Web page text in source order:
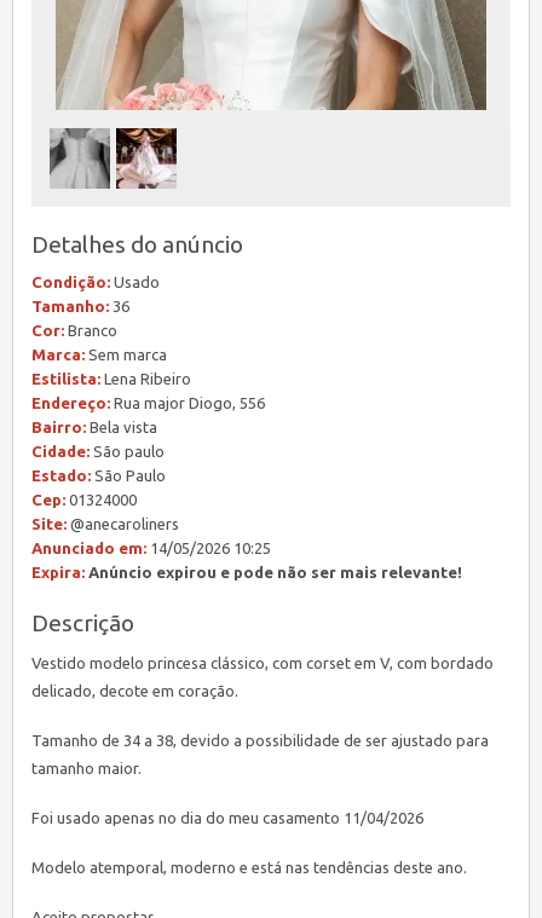
Detalhes do anúncio
Condição: Usado
Tamanho: 36
Cor: Branco
Marca: Sem marca
Estilista: Lena Ribeiro
Endereço: Rua major Diogo, 556
Bairro: Bela vista
Cidade: São paulo
Estado: São Paulo
Cep: 01324000
Site: @anecaroliners
Anunciado em: 14/05/2026 10:25
Expira: Anúncio expirou e pode não ser mais relevante!
Descrição
Vestido modelo princesa clássico, com corset em V, com bordado
delicado, decote em coração.
Tamanho de 34 a 38, devido a possibilidade de ser ajustado para
tamanho maior.
Foi usado apenas no dia do meu casamento 11/04/2026
Modelo atemporal, moderno e está nas tendências deste ano.